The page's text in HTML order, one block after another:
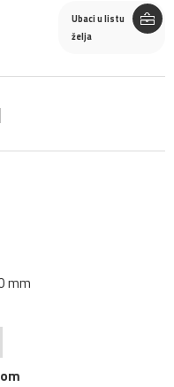
Ubaci u listu
želja
mm